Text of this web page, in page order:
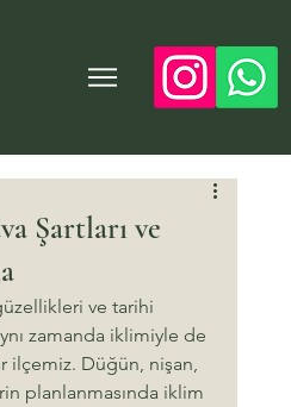
Şartları ve
ve tarihi
zamanda iklimiyle de
ilçemiz. Düğün, nişan,
planlanmasında iklim